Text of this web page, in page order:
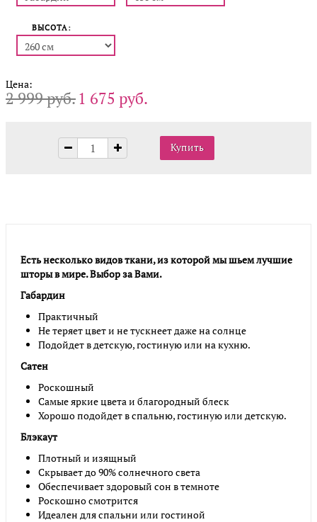
ВЫСОТА:
Цена:
2 999 руб.1 675 руб.
Есть несколько видов ткани, из которой мы шьем лучшие
шторы в мире. Выбор за Вами.
Габардин
Практичный
Не теряет цвет и не тускнеет даже на солнце
Подойдет в детскую, гостиную или на кухню.
Сатен
Роскошный
Самые яркие цвета и благородный блеск
Хорошо подойдет в спальню, гостиную или детскую.
Блэкаут
Плотный и изящный
Скрывает до 90% солнечного света
Обеспечивает здоровый сон в темноте
Роскошно смотрится
Идеален для спальни или гостиной